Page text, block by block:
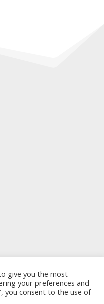
give you the most
your preferences and
you consent to the use of